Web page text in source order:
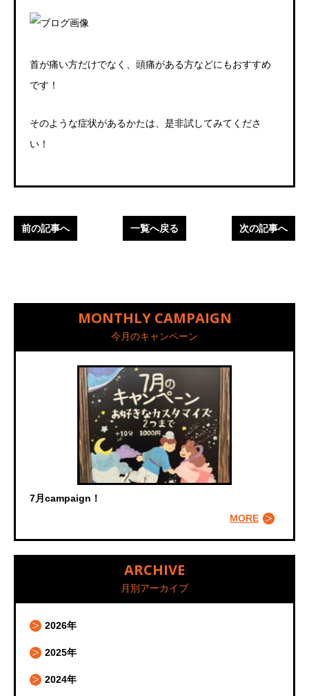
首が痛い方だけでなく、頭痛がある方などにもおすすめ
です！
そのような症状があるかたは、是非試してみてくださ
い！
前の記事へ 一覧へ戻る 次の記事へ
MONTHLY CAMPAIGN
今月のキャンペーン
7月campaign！
MORE
ARCHIVE
月別アーカイブ
2026年
2025年
2024年